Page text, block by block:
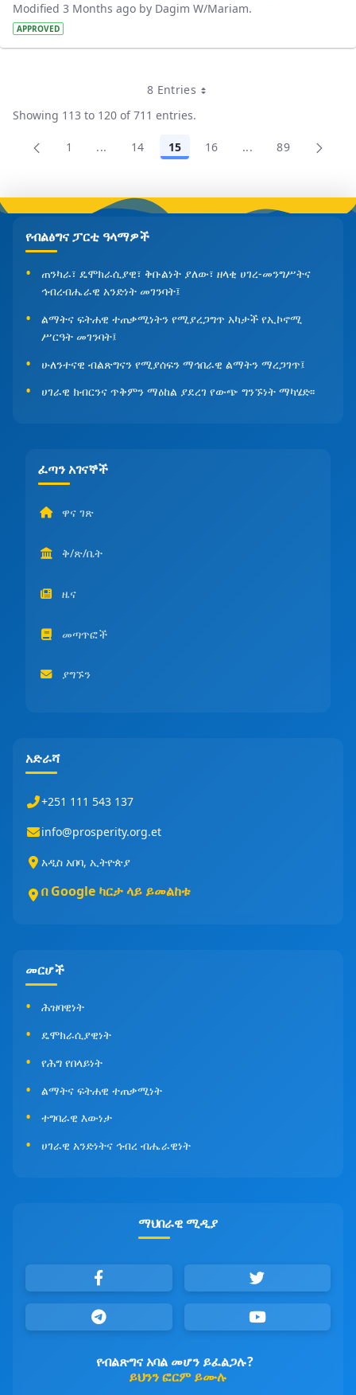
Modified 3 Months ago by Dagim W/Mariam.
APPROVED
8 EntriesPer Page
Showing 113 to 120 of 711 entries.
Page
1 ...Intermediate Pages Use TAB to navigate.
Page
14 Page
15 Page
16 ...Intermediate
Page
89
የብልፅግና ፓርቲ ዓላማዎች
ጠንካራ፣ ዴሞክራሲያዊ፣ ቅቡልነት ያለው፣ ዘላቂ ሀገረ-መንግሥትና
ኅብረብሔራዊ አንድነት መገንባት፤
ልማትና ፍትሐዊ ተጠቃሚነትን የሚያረጋግጥ አካታች የኢኮኖሚ
ሥርዓት መገንባት፤
ሁለንተናዊ ብልጽግናን የሚያሰፍን ማኅበራዊ ልማትን ማረጋገጥ፤
ሀገራዊ ክብርንና ጥቅምን ማዕከል ያደረገ የውጭ ግንኙነት ማካሄድ፡፡
ፈጣን አገናኞች
ዋና ገጽ
ቅ/ጽ/ቤት
ዜና
መጣጥፎች
ያግኙን
አድራሻ
+251 111 543 137
info@prosperity.org.et
አዲስ አበባ, ኢትዮጵያ
በ Google ካርታ ላይ ይመልከቱ
መርሆች
ሕዝባዊነት
ዴሞክራሲያዊነት
የሕግ የበላይነት
ልማትና ፍትሐዊ ተጠቃሚነት
ተግባራዊ እውነታ
ሀገራዊ አንድነትና ኅብረ ብሔራዊነት
ማህበራዊ ሚዲያ
የብልጽግና አባል መሆን ይፈልጋሉ?
ይህንን ፎርም ይሙሉ